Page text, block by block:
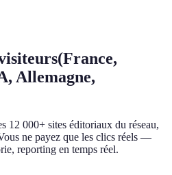
(France,
Allemagne,
12 000+ sites éditoriaux du réseau,
ne payez que les clics réels —
reporting en temps réel.